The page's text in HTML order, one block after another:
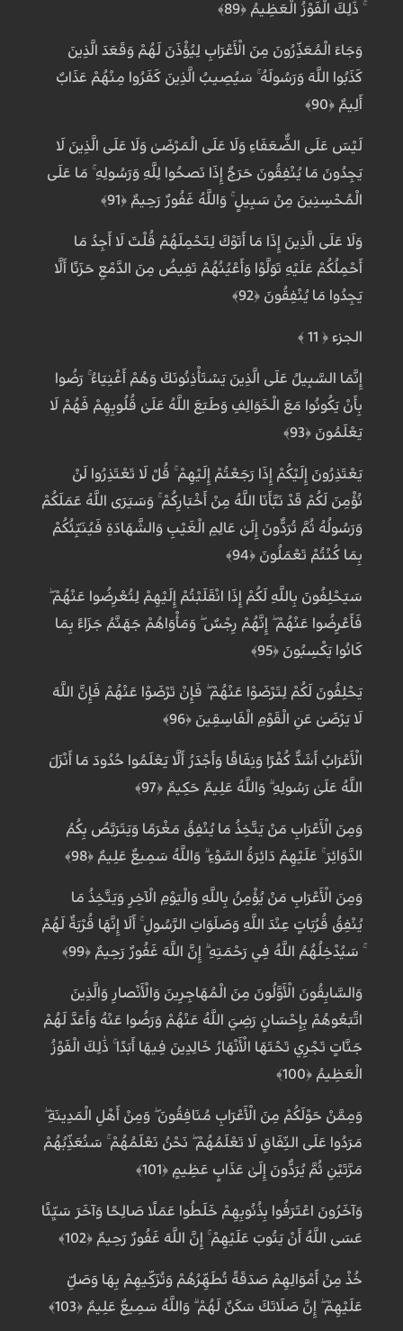
ۚ ذَٰلِكَ الْفَوْزُ الْعَظِيمُ ﴿89﴾
وَجَاءَ الْمُعَذِّرُونَ مِنَ الْأَعْرَابِ لِيُؤْذَنَ لَهُمْ وَقَعَدَ الَّذِينَ
كَذَبُوا اللَّهَ وَرَسُولَهُ ۚ سَيُصِيبُ الَّذِينَ كَفَرُوا مِنْهُمْ عَذَابٌ
أَلِيمٌ ﴿90﴾
لَيْسَ عَلَى الضُّعَفَاءِ وَلَا عَلَى الْمَرْضَىٰ وَلَا عَلَى الَّذِينَ لَا
يَجِدُونَ مَا يُنْفِقُونَ حَرَجٌ إِذَا نَصَحُوا لِلَّهِ وَرَسُولِهِ ۚ مَا عَلَى
الْمُحْسِنِينَ مِنْ سَبِيلٍ ۚ وَاللَّهُ غَفُورٌ رَحِيمٌ ﴿91﴾
وَلَا عَلَى الَّذِينَ إِذَا مَا أَتَوْكَ لِتَحْمِلَهُمْ قُلْتَ لَا أَجِدُ مَا
أَحْمِلُكُمْ عَلَيْهِ تَوَلَّوْا وَأَعْيُنُهُمْ تَفِيضُ مِنَ الدَّمْعِ حَزَنًا أَلَّا
يَجِدُوا مَا يُنْفِقُونَ ﴿92﴾
الجزء ﴿ 11 ﴾
إِنَّمَا السَّبِيلُ عَلَى الَّذِينَ يَسْتَأْذِنُونَكَ وَهُمْ أَغْنِيَاءُ ۚ رَضُوا
بِأَنْ يَكُونُوا مَعَ الْخَوَالِفِ وَطَبَعَ اللَّهُ عَلَىٰ قُلُوبِهِمْ فَهُمْ لَا
يَعْلَمُونَ ﴿93﴾
يَعْتَذِرُونَ إِلَيْكُمْ إِذَا رَجَعْتُمْ إِلَيْهِمْ ۚ قُلْ لَا تَعْتَذِرُوا لَنْ
نُؤْمِنَ لَكُمْ قَدْ نَبَّأَنَا اللَّهُ مِنْ أَخْبَارِكُمْ ۚ وَسَيَرَى اللَّهُ عَمَلَكُمْ
وَرَسُولُهُ ثُمَّ تُرَدُّونَ إِلَىٰ عَالِمِ الْغَيْبِ وَالشَّهَادَةِ فَيُنَبِّئُكُمْ
بِمَا كُنْتُمْ تَعْمَلُونَ ﴿94﴾
سَيَحْلِفُونَ بِاللَّهِ لَكُمْ إِذَا انْقَلَبْتُمْ إِلَيْهِمْ لِتُعْرِضُوا عَنْهُمْ ۖ
فَأَعْرِضُوا عَنْهُمْ ۖ إِنَّهُمْ رِجْسٌ ۖ وَمَأْوَاهُمْ جَهَنَّمُ جَزَاءً بِمَا
كَانُوا يَكْسِبُونَ ﴿95﴾
يَحْلِفُونَ لَكُمْ لِتَرْضَوْا عَنْهُمْ ۖ فَإِنْ تَرْضَوْا عَنْهُمْ فَإِنَّ اللَّهَ
لَا يَرْضَىٰ عَنِ الْقَوْمِ الْفَاسِقِينَ ﴿96﴾
الْأَعْرَابُ أَشَدُّ كُفْرًا وَنِفَاقًا وَأَجْدَرُ أَلَّا يَعْلَمُوا حُدُودَ مَا أَنْزَلَ
اللَّهُ عَلَىٰ رَسُولِهِ ۗ وَاللَّهُ عَلِيمٌ حَكِيمٌ ﴿97﴾
وَمِنَ الْأَعْرَابِ مَنْ يَتَّخِذُ مَا يُنْفِقُ مَغْرَمًا وَيَتَرَبَّصُ بِكُمُ
الدَّوَائِرَ ۚ عَلَيْهِمْ دَائِرَةُ السَّوْءِ ۗ وَاللَّهُ سَمِيعٌ عَلِيمٌ ﴿98﴾
وَمِنَ الْأَعْرَابِ مَنْ يُؤْمِنُ بِاللَّهِ وَالْيَوْمِ الْآخِرِ وَيَتَّخِذُ مَا
يُنْفِقُ قُرُبَاتٍ عِنْدَ اللَّهِ وَصَلَوَاتِ الرَّسُولِ ۚ أَلَا إِنَّهَا قُرْبَةٌ لَهُمْ
ۚ سَيُدْخِلُهُمُ اللَّهُ فِي رَحْمَتِهِ ۗ إِنَّ اللَّهَ غَفُورٌ رَحِيمٌ ﴿99﴾
وَالسَّابِقُونَ الْأَوَّلُونَ مِنَ الْمُهَاجِرِينَ وَالْأَنْصَارِ وَالَّذِينَ
اتَّبَعُوهُمْ بِإِحْسَانٍ رَضِيَ اللَّهُ عَنْهُمْ وَرَضُوا عَنْهُ وَأَعَدَّ لَهُمْ
جَنَّاتٍ تَجْرِي تَحْتَهَا الْأَنْهَارُ خَالِدِينَ فِيهَا أَبَدًا ۚ ذَٰلِكَ الْفَوْزُ
الْعَظِيمُ ﴿100﴾
وَمِمَّنْ حَوْلَكُمْ مِنَ الْأَعْرَابِ مُنَافِقُونَ ۖ وَمِنْ أَهْلِ الْمَدِينَةِ ۖ
مَرَدُوا عَلَى النِّفَاقِ لَا تَعْلَمُهُمْ ۖ نَحْنُ نَعْلَمُهُمْ ۚ سَنُعَذِّبُهُمْ
مَرَّتَيْنِ ثُمَّ يُرَدُّونَ إِلَىٰ عَذَابٍ عَظِيمٍ ﴿101﴾
وَآخَرُونَ اعْتَرَفُوا بِذُنُوبِهِمْ خَلَطُوا عَمَلًا صَالِحًا وَآخَرَ سَيِّئًا
عَسَى اللَّهُ أَنْ يَتُوبَ عَلَيْهِمْ ۚ إِنَّ اللَّهَ غَفُورٌ رَحِيمٌ ﴿102﴾
خُذْ مِنْ أَمْوَالِهِمْ صَدَقَةً تُطَهِّرُهُمْ وَتُزَكِّيهِمْ بِهَا وَصَلِّ
عَلَيْهِمْ ۖ إِنَّ صَلَاتَكَ سَكَنٌ لَهُمْ ۗ وَاللَّهُ سَمِيعٌ عَلِيمٌ ﴿103﴾